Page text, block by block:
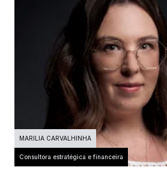
MARILIA CARVALHINHA
Consultora estratégica e financeira